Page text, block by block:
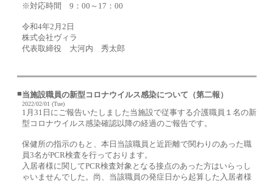
※対応時間 9：00～17：00
令和4年2月2日
株式会社ヴィラ
代表取締役 大河内 秀太郎
■当施設職員の新型コロナウイルス感染について（第二報）
2022/02/01 (Tue)
1月31日にご報告いたしました当施設で従事する介護職員１名の新
型コロナウイルス感染確認以降の経過のご報告です。
保健所の指示のもと、本日当該職員と近距離で関わりのあった職
員3名がPCR検査を行っております。
入居者様に関してPCR検査対象となる接点のあった方はいらっし
ゃいませんでした。尚、当該職員の発症日から起算した入居者様